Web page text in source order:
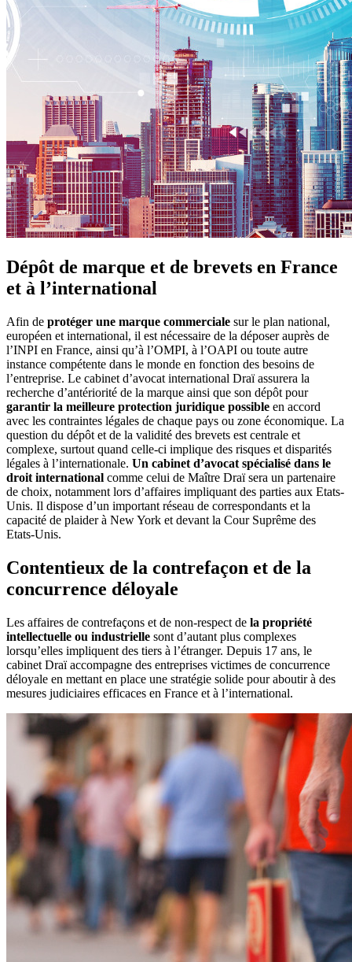
Dépôt de marque et de brevets en France
et à l’international
Afin de protéger une marque commerciale sur le plan national,
européen et international, il est nécessaire de la déposer auprès de
l’INPI en France, ainsi qu’à l’OMPI, à l’OAPI ou toute autre
instance compétente dans le monde en fonction des besoins de
l’entreprise. Le cabinet d’avocat international Draï assurera la
recherche d’antériorité de la marque ainsi que son dépôt pour
garantir la meilleure protection juridique possible en accord
avec les contraintes légales de chaque pays ou zone économique. La
question du dépôt et de la validité des brevets est centrale et
complexe, surtout quand celle-ci implique des risques et disparités
légales à l’internationale. Un cabinet d’avocat spécialisé dans le
droit international comme celui de Maître Draï sera un partenaire
de choix, notamment lors d’affaires impliquant des parties aux Etats-
Unis. Il dispose d’un important réseau de correspondants et la
capacité de plaider à New York et devant la Cour Suprême des
Etats-Unis.
Contentieux de la contrefaçon et de la
concurrence déloyale
Les affaires de contrefaçons et de non-respect de la propriété
intellectuelle ou industrielle sont d’autant plus complexes
lorsqu’elles impliquent des tiers à l’étranger. Depuis 17 ans, le
cabinet Draï accompagne des entreprises victimes de concurrence
déloyale en mettant en place une stratégie solide pour aboutir à des
mesures judiciaires efficaces en France et à l’international.